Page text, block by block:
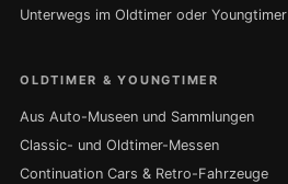
Unterwegs im Oldtimer oder Youngtimer
OLDTIMER & YOUNGTIMER
Aus Auto-Museen und Sammlungen
Classic- und Oldtimer-Messen
Continuation Cars & Retro-Fahrzeuge